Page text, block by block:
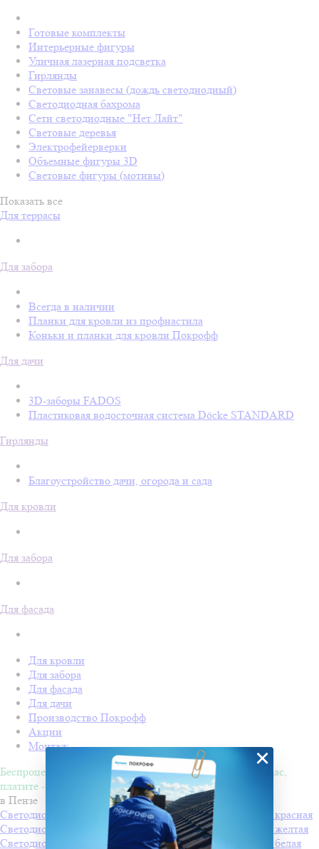
Готовые комплекты
Интерьерные фигуры
Уличная лазерная подсветка
Гирлянды
Световые занавесы (дождь светодиодный)
Светодиодная бахрома
Сети светодиодные "Нет Лайт"
Световые деревья
Электрофейерверки
Объемные фигуры 3D
Световые фигуры (мотивы)
Показать все
Для террасы
Для забора
Всегда в наличии
Планки для кровли из профнастила
Коньки и планки для кровли Покрофф
Для дачи
3D-заборы FADOS
Пластиковая водосточная система Döcke STANDARD
Гирлянды
Благоустройство дачи, огорода и сада
Для кровли
Для забора
Для фасада
Для кровли
Для забора
Для фасада
Для дачи
Производство Покрофф
Акции
Монтаж
Беспроцентная рассрочка на 4 месяца. Покупайте - сейчас,
платите - потом!
в Пензе
Светодиодная "Снежинка LED" с динамикой, 60*60см, красная
Светодиодная "Снежинка LED" с динамикой, 60*60см, желтая
Светодиодная "Снежинка LED" с динамикой, 60*60см, белая
×